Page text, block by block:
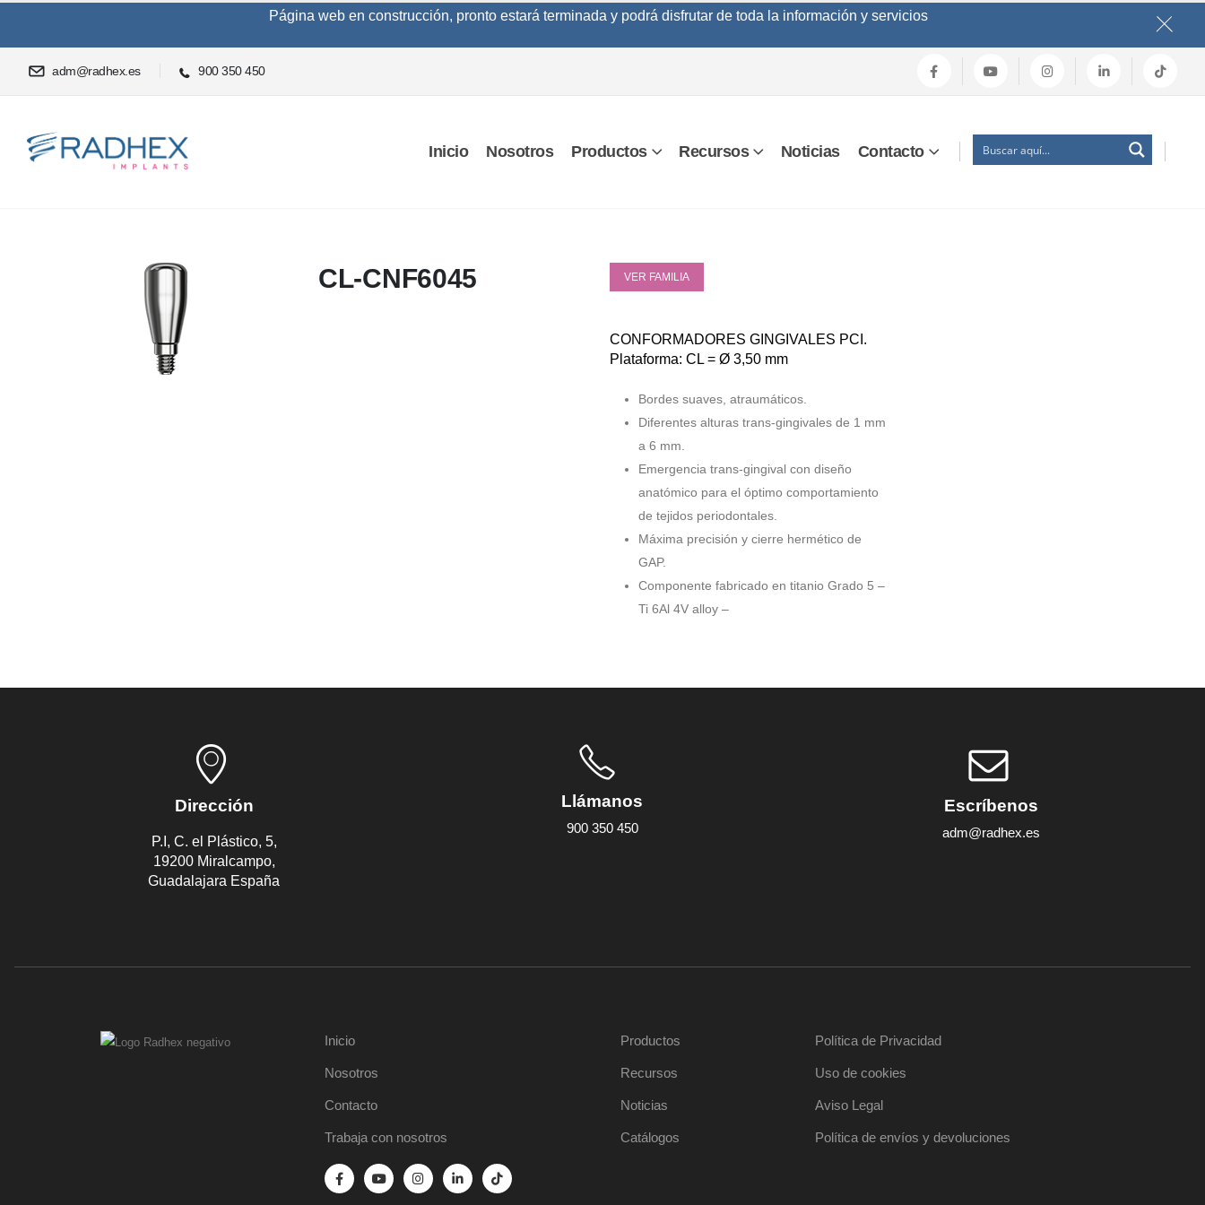
Página web en construcción, pronto estará terminada y podrá disfrutar de toda la información y servicios
adm@radhex.es 900 350 450
Inicio Nosotros Productos Recursos Noticias Contacto
CL-CNF6045 VER FAMILIA
CONFORMADORES GINGIVALES PCI.
Plataforma: CL = Ø 3,50 mm
Bordes suaves, atraumáticos.
Diferentes alturas trans-gingivales de 1 mm
a 6 mm.
Emergencia trans-gingival con diseño
anatómico para el óptimo comportamiento
de tejidos periodontales.
Máxima precisión y cierre hermético de
GAP.
Componente fabricado en titanio Grado 5 –
Ti 6Al 4V alloy –
Dirección
P.I, C. el Plástico, 5,
19200 Miralcampo,
Guadalajara España
Llámanos
900 350 450
Escríbenos
adm@radhex.es
Inicio
Nosotros
Contacto
Trabaja con nosotros
Productos
Recursos
Noticias
Catálogos
Política de Privacidad
Uso de cookies
Aviso Legal
Política de envíos y devoluciones